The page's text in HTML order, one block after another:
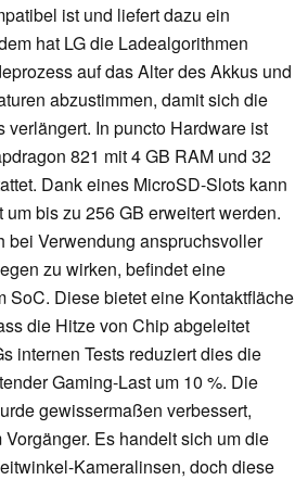
ist und liefert dazu ein
hat LG die Ladealgorithmen
auf das Alter des Akkus und
abzustimmen, damit sich die
verlängert. In puncto Hardware ist
821 mit 4 GB RAM und 32
Dank eines MicroSD-Slots kann
bis zu 256 GB erweitert werden.
bei Verwendung anspruchsvoller
zu wirken, befindet eine
SoC. Diese bietet eine Kontaktfläche
die Hitze von Chip abgeleitet
internen Tests reduziert dies die
Gaming-Last um 10 %. Die
gewissermaßen verbessert,
Es handelt sich um die
Kameralinsen, doch diese